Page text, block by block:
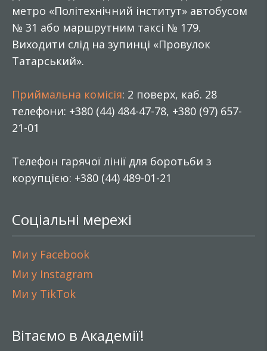
метро «Політехнічний інститут» автобусом
№ 31 або маршрутним таксі № 179.
Виходити слід на зупинці «Провулок
Татарський».
Приймальна комісія: 2 поверх, каб. 28
телефони: +380 (44) 484-47-78, +380 (97) 657-
21-01
Телефон гарячої лінії для боротьби з
корупцією: +380 (44) 489-01-21
Соціальні мережі
Ми у Facebook
Ми у Instagram
Ми у TikTok
Вітаємо в Академії!